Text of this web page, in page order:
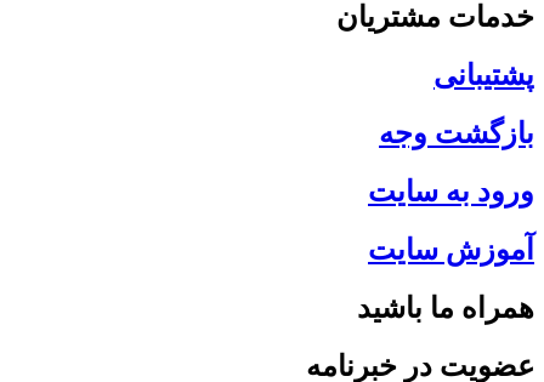
خدمات مشتریان
پشتیبانی
بازگشت وجه
ورود به سایت
آموزش سایت
همراه ما باشید
عضویت در خبرنامه